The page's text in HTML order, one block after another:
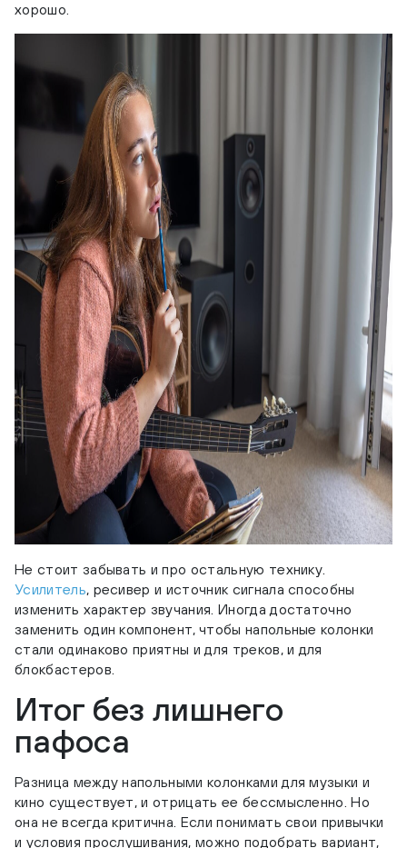
хорошо.
Не стоит забывать и про остальную технику.
Усилитель, ресивер и источник сигнала способны
изменить характер звучания. Иногда достаточно
заменить один компонент, чтобы напольные колонки
стали одинаково приятны и для треков, и для
блокбастеров.
Итог без лишнего
пафоса
Разница между напольными колонками для музыки и
кино существует, и отрицать ее бессмысленно. Но
она не всегда критична. Если понимать свои привычки
и условия прослушивания, можно подобрать вариант,